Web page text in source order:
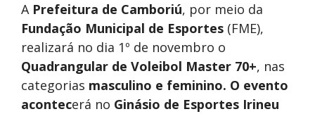
A Prefeitura de Camboriú, por meio da
Fundação Municipal de Esportes (FME),
realizará no dia 1º de novembro o
Quadrangular de Voleibol Master 70+, nas
categorias masculino e feminino. O evento
acontecerá no Ginásio de Esportes Irineu